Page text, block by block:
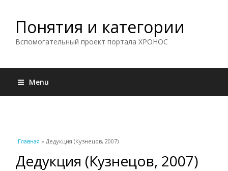
Понятия и категории
Вспомогательный проект портала ХРОНОС
Menu
Вы здесь
Главная » Дедукция (Кузнецов, 2007)
Дедукция (Кузнецов, 2007)